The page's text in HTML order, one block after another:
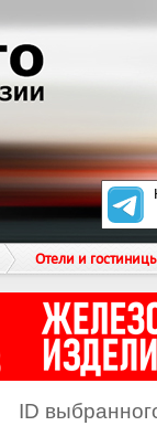
Отели и
ID